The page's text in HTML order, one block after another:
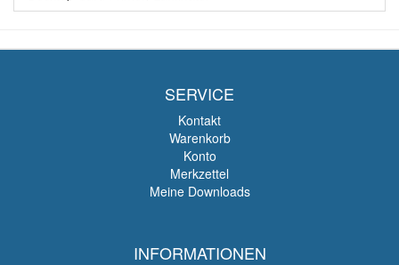
SERVICE
Kontakt
Warenkorb
Konto
Merkzettel
Meine Downloads
INFORMATIONEN